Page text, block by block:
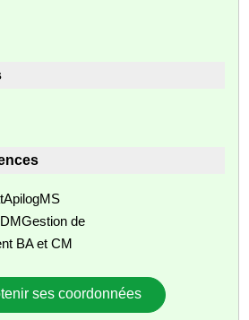
de
BA et CM
ses coordonnées